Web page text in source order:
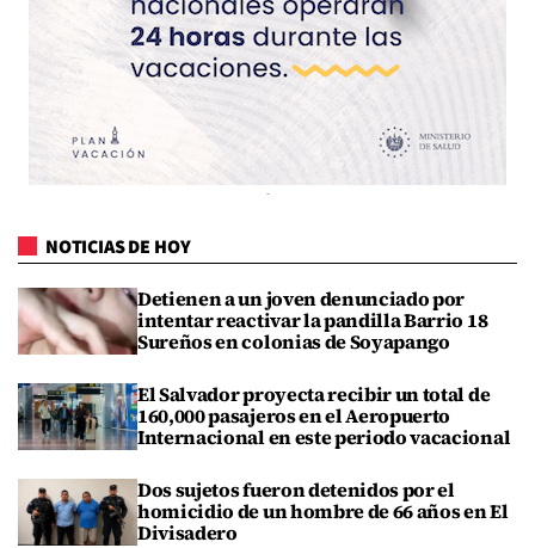
NOTICIAS DE HOY
Detienen a un joven denunciado por
intentar reactivar la pandilla Barrio 18
Sureños en colonias de Soyapango
El Salvador proyecta recibir un total de
160,000 pasajeros en el Aeropuerto
Internacional en este periodo vacacional
Dos sujetos fueron detenidos por el
homicidio de un hombre de 66 años en El
Divisadero